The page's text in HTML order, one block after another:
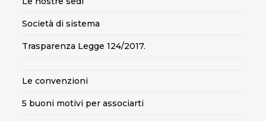
Società di sistema
Trasparenza Legge 124/2017.
Le convenzioni
5 buoni motivi per associarti